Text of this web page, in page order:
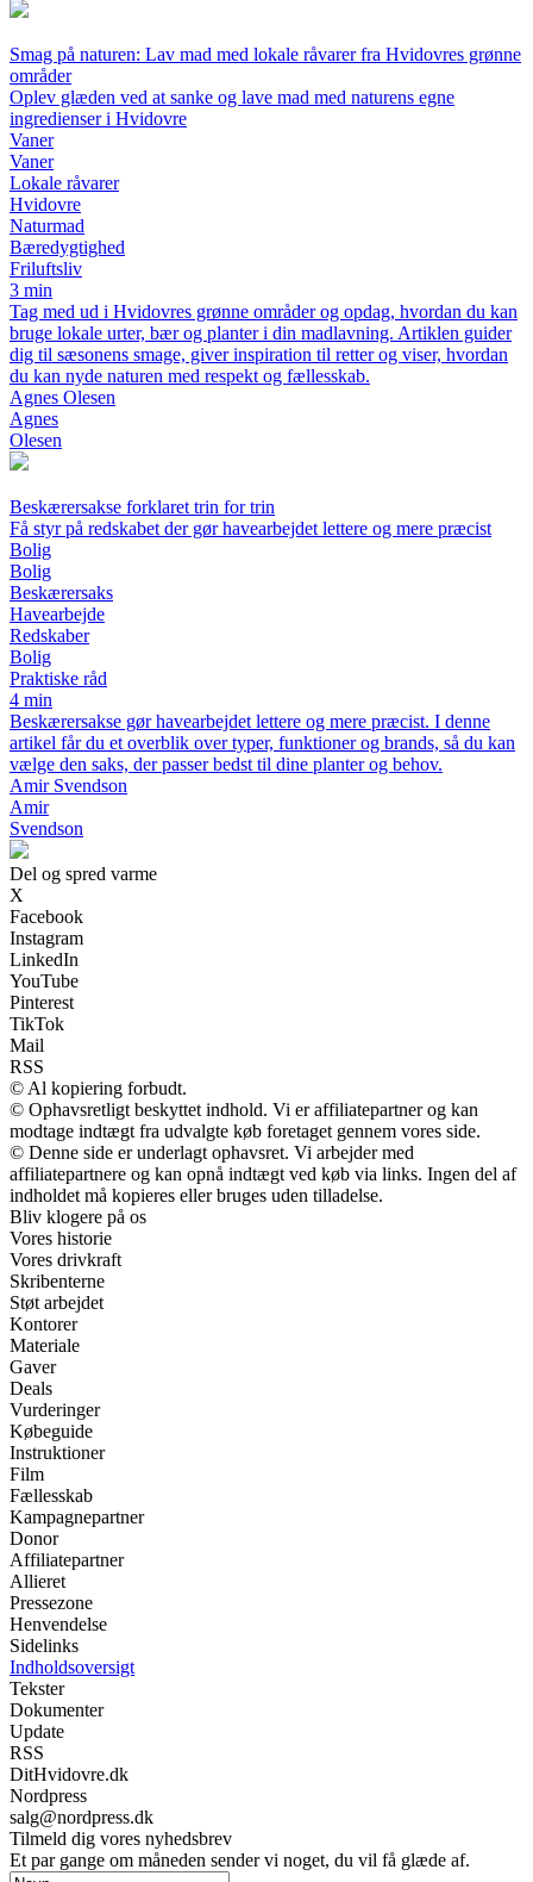
Smag på naturen: Lav mad med lokale råvarer fra Hvidovres grønne
områder
Oplev glæden ved at sanke og lave mad med naturens egne
ingredienser i Hvidovre
Vaner
Vaner
Lokale råvarer
Hvidovre
Naturmad
Bæredygtighed
Friluftsliv
3 min
Tag med ud i Hvidovres grønne områder og opdag, hvordan du kan
bruge lokale urter, bær og planter i din madlavning. Artiklen guider
dig til sæsonens smage, giver inspiration til retter og viser, hvordan
du kan nyde naturen med respekt og fællesskab.
Agnes Olesen
Agnes
Olesen
Beskærersakse forklaret trin for trin
Få styr på redskabet der gør havearbejdet lettere og mere præcist
Bolig
Bolig
Beskærersaks
Havearbejde
Redskaber
Bolig
Praktiske råd
4 min
Beskærersakse gør havearbejdet lettere og mere præcist. I denne
artikel får du et overblik over typer, funktioner og brands, så du kan
vælge den saks, der passer bedst til dine planter og behov.
Amir Svendson
Amir
Svendson
Del og spred varme
X
Facebook
Instagram
LinkedIn
YouTube
Pinterest
TikTok
Mail
RSS
© Al kopiering forbudt.
© Ophavsretligt beskyttet indhold. Vi er affiliatepartner og kan
modtage indtægt fra udvalgte køb foretaget gennem vores side.
© Denne side er underlagt ophavsret. Vi arbejder med
affiliatepartnere og kan opnå indtægt ved køb via links. Ingen del af
indholdet må kopieres eller bruges uden tilladelse.
Bliv klogere på os
Vores historie
Vores drivkraft
Skribenterne
Støt arbejdet
Kontorer
Materiale
Gaver
Deals
Vurderinger
Købeguide
Instruktioner
Film
Fællesskab
Kampagnepartner
Donor
Affiliatepartner
Allieret
Pressezone
Henvendelse
Sidelinks
Indholdsoversigt
Tekster
Dokumenter
Update
RSS
DitHvidovre.dk
Nordpress
salg@nordpress.dk
Tilmeld dig vores nyhedsbrev
Et par gange om måneden sender vi noget, du vil få glæde af.